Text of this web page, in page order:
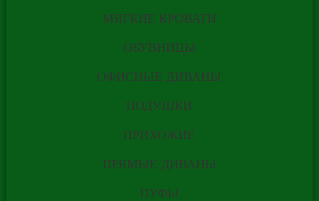
МЯГКИЕ КРОВАТИ
ОБУВНИЦЫ
ОФИСНЫЕ ДИВАНЫ
ПОДУШКИ
ПРИХОЖИЕ
ПРЯМЫЕ ДИВАНЫ
ПУФЫ
ЗАКАЗУ ПО ЦЕНЕ
ГОТОВЫХ
ИЗДЕЛИЙ.